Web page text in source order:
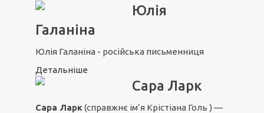
Юлія
Галаніна
Юлія Галаніна - російська письменниця
Детальніше
Сара Ларк
Сара Ларк(справжнє ім’я Крістіана Голь ) —